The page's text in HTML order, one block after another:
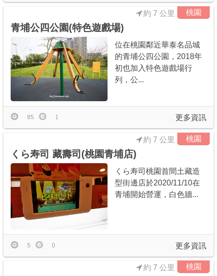
桃園
青埔公四公園(特色遊戲場)
約 7 公里
位在桃園鄰近華泰名品城
的青埔公四公園，2018年
初也加入特色遊戲場行
列，公...
更多資訊
85 1
桃園
くら寿司 藏壽司(桃園青埔店)
約 7 公里
くら寿司桃園首間土藏造
型街邊店於2020/11/10在
青埔開始營運，白色牆...
更多資訊
5 0
桃園
約 7 公里